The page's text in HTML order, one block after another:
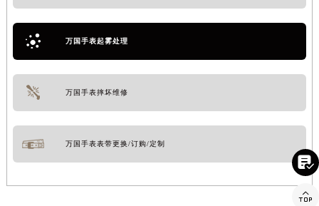
万国手表起雾处理
万国手表摔坏维修
万国手表表带更换/订购/定制

